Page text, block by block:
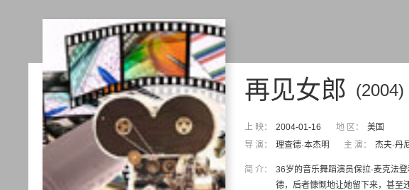
(2004)
再见女郎
上 映： 2004-01-16 地 区： 美国
导 演：
理查德·本杰明 主 演： 杰夫·丹
简 介：
36岁的音乐舞蹈演员保拉·麦克法
德，后者慷慨地让她留下来，甚至